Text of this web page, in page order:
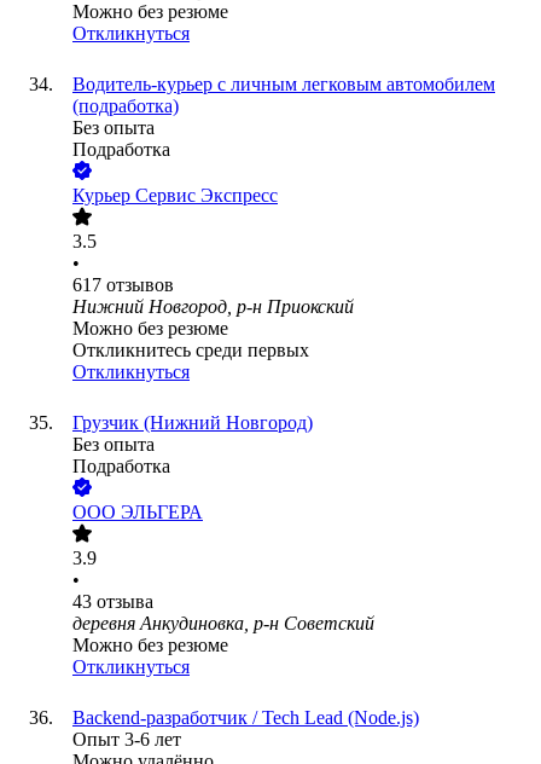
Можно без резюме
Откликнуться
Водитель-курьер с личным легковым автомобилем
(подработка)
Без опыта
Подработка
Курьер Сервис Экспресс
3.5
•
617 отзывов
Нижний Новгород, р-н Приокский
Можно без резюме
Откликнитесь среди первых
Откликнуться
Грузчик (Нижний Новгород)
Без опыта
Подработка
ООО ЭЛЬГЕРА
3.9
•
43 отзыва
деревня Анкудиновка, р-н Советский
Можно без резюме
Откликнуться
Backend-разработчик / Tech Lead (Node.js)
Опыт 3-6 лет